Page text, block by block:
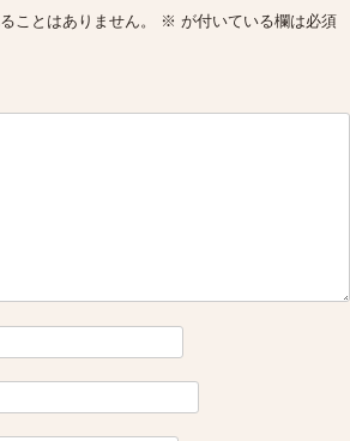
ことはありません。 ※ が付いている欄は必須